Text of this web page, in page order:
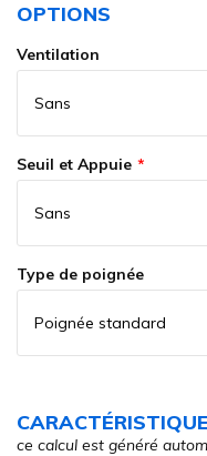
OPTIONS
Ventilation
Seuil et Appuie
Type de poignée
ce calcul est généré